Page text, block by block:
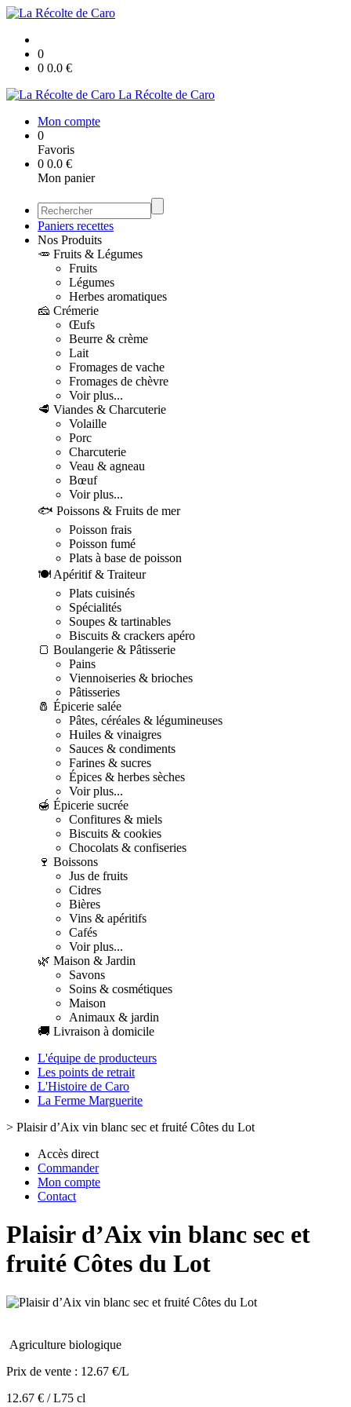
0
0 0.0 €
La Récolte de Caro
Mon compte
0
Favoris
0 0.0 €
Mon panier
Paniers recettes
Nos Produits
🥕 Fruits & Légumes
Fruits
Légumes
Herbes aromatiques
🧀 Crémerie
Œufs
Beurre & crème
Lait
Fromages de vache
Fromages de chèvre
Voir plus...
🥩 Viandes & Charcuterie
Volaille
Porc
Charcuterie
Veau & agneau
Bœuf
Voir plus...
🐟 Poissons & Fruits de mer
Poisson frais
Poisson fumé
Plats à base de poisson
🍽️ Apéritif & Traiteur
Plats cuisinés
Spécialités
Soupes & tartinables
Biscuits & crackers apéro
🍞 Boulangerie & Pâtisserie
Pains
Viennoiseries & brioches
Pâtisseries
🧂 Épicerie salée
Pâtes, céréales & légumineuses
Huiles & vinaigres
Sauces & condiments
Farines & sucres
Épices & herbes sèches
Voir plus...
🍯 Épicerie sucrée
Confitures & miels
Biscuits & cookies
Chocolats & confiseries
🍷 Boissons
Jus de fruits
Cidres
Bières
Vins & apéritifs
Cafés
Voir plus...
🌿 Maison & Jardin
Savons
Soins & cosmétiques
Maison
Animaux & jardin
🚚 Livraison à domicile
L'équipe de producteurs
Les points de retrait
L'Histoire de Caro
La Ferme Marguerite
> Plaisir d’Aix vin blanc sec et fruité Côtes du Lot
Accès direct
Commander
Mon compte
Contact
Plaisir d’Aix vin blanc sec et
fruité Côtes du Lot
Agriculture biologique
Prix de vente : 12.67 €/L
12.67 € / L75 cl